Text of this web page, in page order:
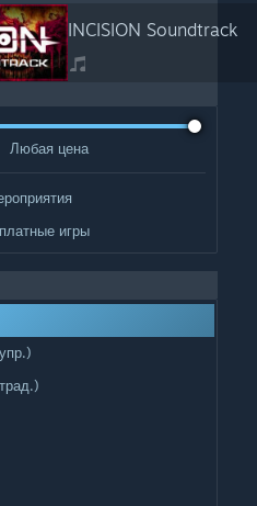
INCISION Soundtrack
Любая цена
игры